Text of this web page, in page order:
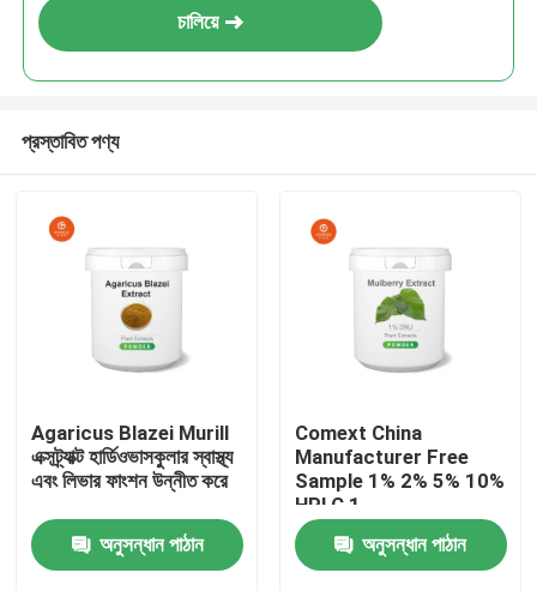
চালিয়ে
প্রস্তাবিত পণ্য
Agaricus Blazei Murill
এক্সট্র্যাক্ট হার্ডিওভাসকুলার স্বাস্থ্য
এবং লিভার ফাংশন উন্নীত করে
অনুসন্ধান পাঠান
Comext China
Manufacturer Free
Sample 1% 2% 5% 10%
HPLC 1-
Deoxynojirimycin Dnj
পাউডার পলিসাকারাইডস মোরস
আলবা হোয়াইট মুরবেরি পাতা
অনুসন্ধান পাঠান